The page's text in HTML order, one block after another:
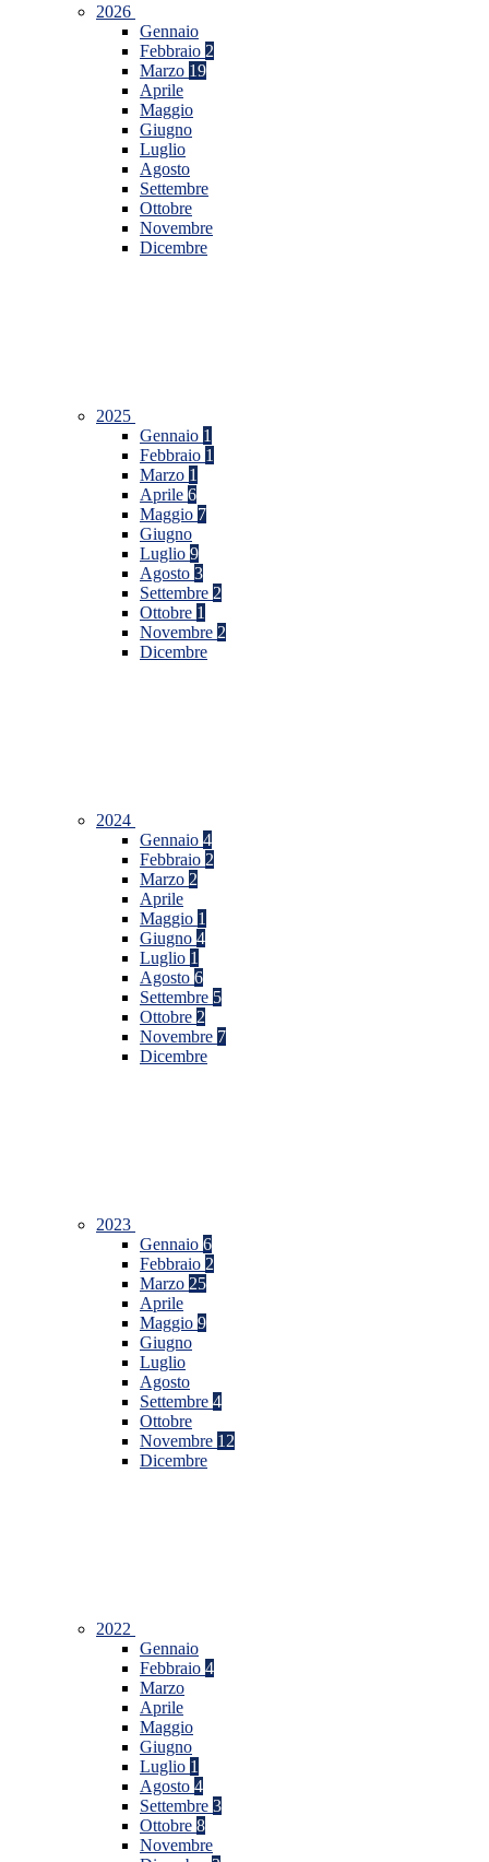
2026
Gennaio
Febbraio 2
Marzo 19
Aprile
Maggio
Giugno
Luglio
Agosto
Settembre
Ottobre
Novembre
Dicembre
2025
Gennaio 1
Febbraio 1
Marzo 1
Aprile 6
Maggio 7
Giugno
Luglio 9
Agosto 3
Settembre 2
Ottobre 1
Novembre 2
Dicembre
2024
Gennaio 4
Febbraio 2
Marzo 2
Aprile
Maggio 1
Giugno 4
Luglio 1
Agosto 6
Settembre 5
Ottobre 2
Novembre 7
Dicembre
2023
Gennaio 6
Febbraio 2
Marzo 25
Aprile
Maggio 9
Giugno
Luglio
Agosto
Settembre 4
Ottobre
Novembre 12
Dicembre
2022
Gennaio
Febbraio 4
Marzo
Aprile
Maggio
Giugno
Luglio 1
Agosto 4
Settembre 3
Ottobre 8
Novembre